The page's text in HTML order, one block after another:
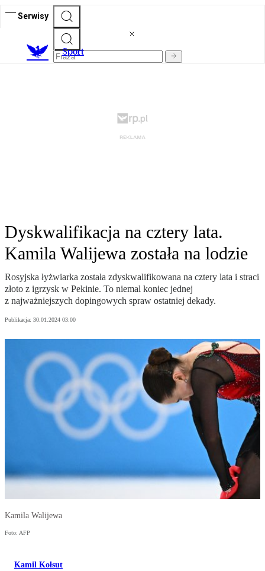
Serwisy
Sport
Dyskwalifikacja na cztery lata.
Kamila Walijewa została na lodzie
Rosyjska łyżwiarka została zdyskwalifikowana na cztery lata i straci
złoto z igrzysk w Pekinie. To niemal koniec jednej
z najważniejszych dopingowych spraw ostatniej dekady.
Publikacja: 30.01.2024 03:00
Kamila Walijewa
Foto: AFP
Kamil Kołsut